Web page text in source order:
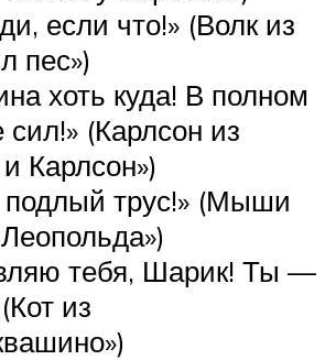
если что!» (Волк из
пес»)
хоть куда! В полном
сил!» (Карлсон из
Карлсон»)
трус!» (Мыши
тебя, Шарик! Ты —
из